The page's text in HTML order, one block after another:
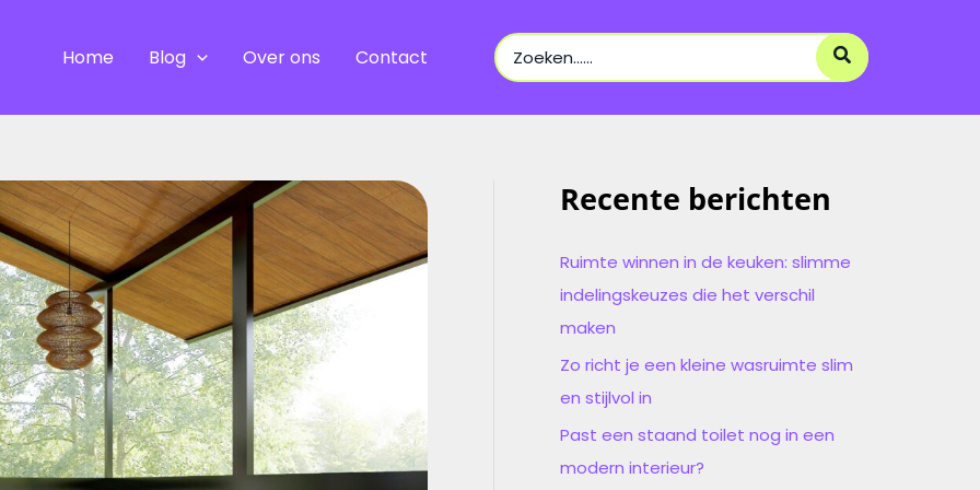
Home Blog Over ons Contact
Search
for:
Recente berichten
Ruimte winnen in de keuken: slimme
indelingskeuzes die het verschil
maken
Zo richt je een kleine wasruimte slim
en stijlvol in
Past een staand toilet nog in een
modern interieur?